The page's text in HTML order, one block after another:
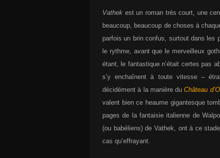
Vathek est un roman très court, une
beaucoup, beaucoup de choses à
parfois un brin confus, surtout dans les
le rythme, avant que le merveilleux
étant, le fantastique n’était certes pas
s’y enchaînent à toute vitesse –
décidément à la manière duChâteau
valent bien ce heaume gigantesque
pages de la fantaisie italienne de
(ou babéliens) de Vathek, ont à ce
cas qu’effrayant.